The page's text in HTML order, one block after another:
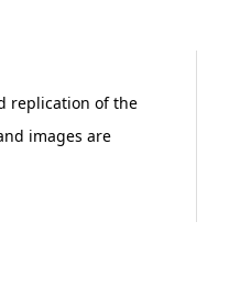
replication of the
images are